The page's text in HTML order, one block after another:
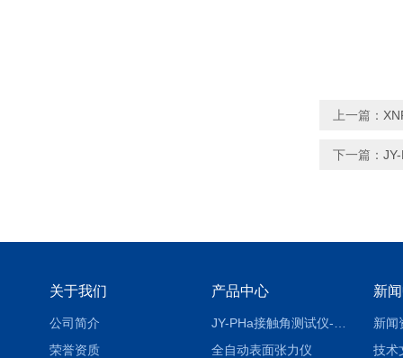
上一篇：
下一篇：
关于我们
公司简介
荣誉资质
产品中心
全自动表面张力仪
新
新闻
技术